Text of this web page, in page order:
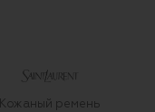
Кожаный ремень